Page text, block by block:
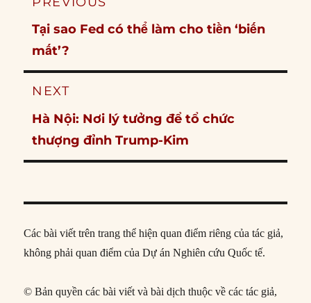
Previous
post:
Tại sao Fed có thể làm cho tiền ‘biến
mất’?
NEXT
Next
post:
Hà Nội: Nơi lý tưởng để tổ chức
thượng đỉnh Trump-Kim
Các bài viết trên trang thể hiện quan điểm riêng của tác giả,
không phải quan điểm của Dự án Nghiên cứu Quốc tế.
© Bản quyền các bài viết và bài dịch thuộc về các tác giả,